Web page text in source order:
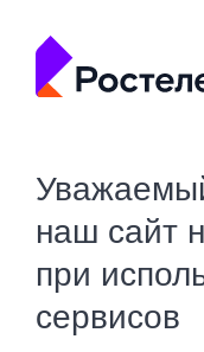
наш сайт
при
сервисов